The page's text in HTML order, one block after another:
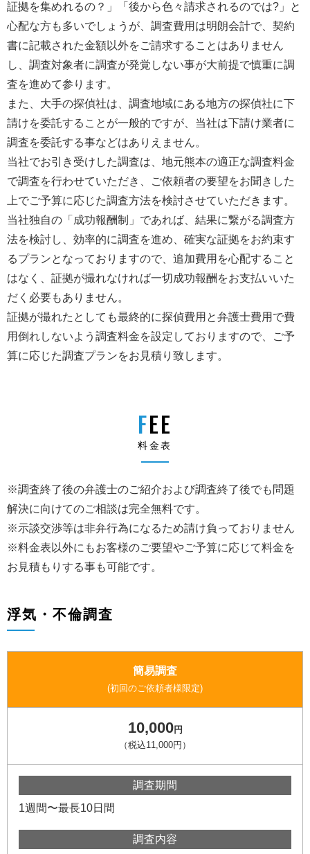
証拠を集めれるの？」「後から色々請求されるのでは?」と
心配な方も多いでしょうが、調査費用は明朗会計で、契約
書に記載された金額以外をご請求することはありません
し、調査対象者に調査が発覚しない事が大前提で慎重に調
査を進めて参ります。
また、大手の探偵社は、調査地域にある地方の探偵社に下
請けを委託することが一般的ですが、当社は下請け業者に
調査を委託する事などはありえません。
当社でお引き受けした調査は、地元熊本の適正な調査料金
で調査を行わせていただき、ご依頼者の要望をお聞きした
上でご予算に応じた調査方法を検討させていただきます。
当社独自の「成功報酬制」であれば、結果に繋がる調査方
法を検討し、効率的に調査を進め、確実な証拠をお約束す
るプランとなっておりますので、追加費用を心配すること
はなく、証拠が撮れなければ一切成功報酬をお支払いいた
だく必要もありません。
証拠が撮れたとしても最終的に探偵費用と弁護士費用で費
用倒れしないよう調査料金を設定しておりますので、ご予
算に応じた調査プランをお見積り致します。
FEE
料金表
※調査終了後の弁護士のご紹介および調査終了後でも問題
解決に向けてのご相談は完全無料です。
※示談交渉等は非弁行為になるため請け負っておりません
※料金表以外にもお客様のご要望やご予算に応じて料金を
お見積もりする事も可能です。
浮気・不倫調査
簡易調査
(初回のご依頼者様限定)
10,000円
（税込11,000円）
調査期間
1週間〜最長10日間
調査内容